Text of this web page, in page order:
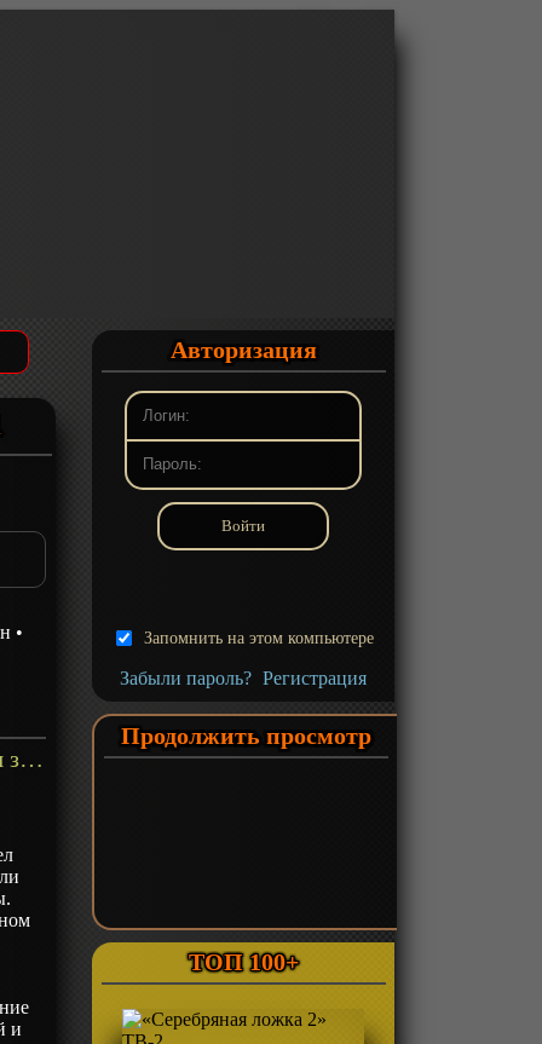
•
«Тихоокеанский рубеж: Тёмная зона» ТВ-1 - описание
и
Авторизация
Запомнить на этом компьютере
Забыли пароль? Регистрация
Продолжить просмотр
ТОП 100+